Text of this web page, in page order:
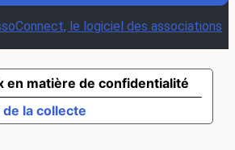
le logiciel des associations
la collecte
en matière de confidentialité